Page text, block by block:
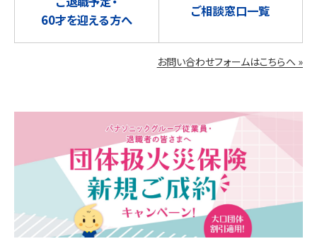
60才を迎える方へ
ご相談窓口一覧
お問い合わせフォームはこちらへ »